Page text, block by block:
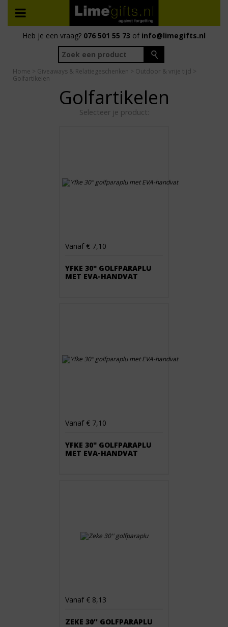
Heb je een vraag? 076 501 55 73 of info@limegifts.nl
Home > Giveaways & Relatiegeschenken > Outdoor & vrije tijd >
Golfartikelen
Golfartikelen
Selecteer je product:
Vanaf € 7,10
YFKE 30" GOLFPARAPLU
MET EVA-HANDVAT
Vanaf € 7,10
YFKE 30" GOLFPARAPLU
MET EVA-HANDVAT
Vanaf € 8,13
ZEKE 30'' GOLFPARAPLU